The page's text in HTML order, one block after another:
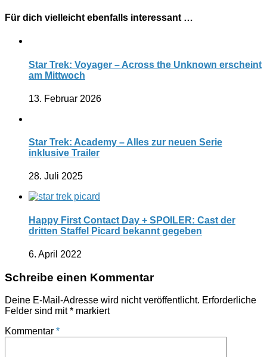
Für dich vielleicht ebenfalls interessant …
Star Trek: Voyager – Across the Unknown erscheint
am Mittwoch
13. Februar 2026
Star Trek: Academy – Alles zur neuen Serie
inklusive Trailer
28. Juli 2025
Happy First Contact Day + SPOILER: Cast der
dritten Staffel Picard bekannt gegeben
6. April 2022
Schreibe einen Kommentar
Deine E-Mail-Adresse wird nicht veröffentlicht. Erforderliche
Felder sind mit* markiert
Kommentar *